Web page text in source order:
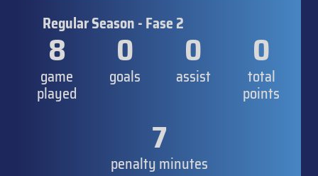
Regular Season - Fase 2
8
game
played
0
goals
0
assist
0
total
points
7
penalty minutes